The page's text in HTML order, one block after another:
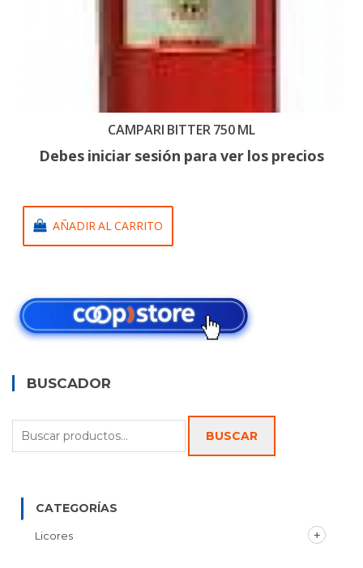
CAMPARI BITTER 750 ML
Debes iniciar sesión para ver los precios
AÑADIR AL CARRITO
BUSCADOR
Buscar
por:
BUSCAR
CATEGORÍAS
Licores